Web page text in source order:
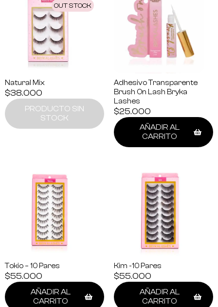
OUT STOCK
Natural Mix
$38.000
PRODUCTO SIN
STOCK
Adhesivo Transparente
Brush On Lash Bryka
Lashes
$25.000
AÑADIR AL
CARRITO
Tokio – 10 Pares
$55.000
AÑADIR AL
CARRITO
Kim -10 Pares
$55.000
AÑADIR AL
CARRITO